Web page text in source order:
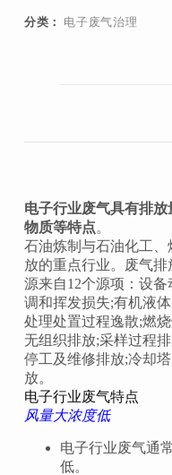
分类： 电子废气治理
电子行业废气具有排
物质等特点‌。
石油炼制与石油化工
放的重点行业。废气
源来自12个源项：设
调和挥发损失;有机液
处理处置过程逸散;燃
无组织排放;采样过程
停工及维修排放;冷却
放。
电子行业废气特点
风量大浓度低
电子行业废气通
低‌。